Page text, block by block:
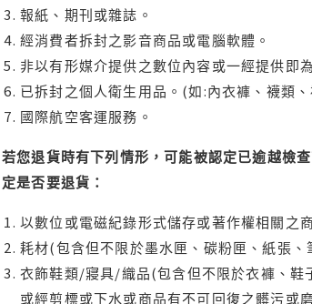
報紙、期刊或雜誌。
經消費者拆封之影音商品或電腦軟體。
非以有形媒介提供之數位內容或一經提供即
已拆封之個人衛生用品。(如:內衣褲、襪類
國際航空客運服務。
若您退貨時有下列情形，可能被認定已逾越檢
定是否要退貨：
以數位或電磁紀錄形式儲存或著作權相關之
耗材(包含但不限於墨水匣、碳粉匣、紙張
衣飾鞋類/寢具/織品(包含但不限於衣褲、鞋
或經剪標或下水或商品有不可回復之髒污或